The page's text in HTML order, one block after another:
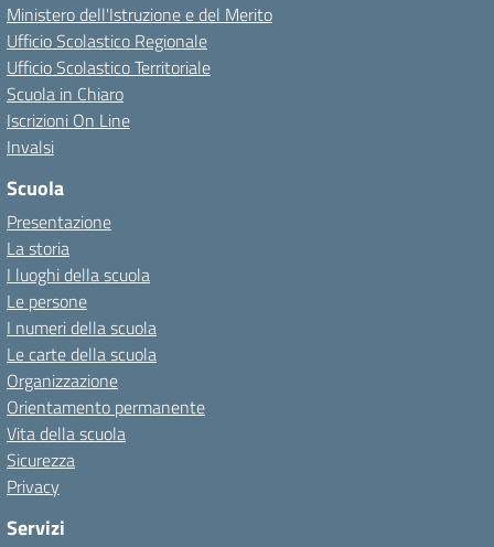
Ministero dell'Istruzione e del Merito
Ufficio Scolastico Regionale
Ufficio Scolastico Territoriale
Scuola in Chiaro
Iscrizioni On Line
Invalsi
Scuola
Presentazione
La storia
I luoghi della scuola
Le persone
I numeri della scuola
Le carte della scuola
Organizzazione
Orientamento permanente
Vita della scuola
Sicurezza
Privacy
Servizi